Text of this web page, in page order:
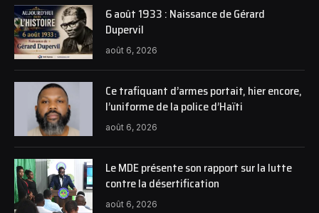
6 août 1933 : Naissance de Gérard
Dupervil
août 6, 2026
Ce trafiquant d’armes portait, hier encore,
l’uniforme de la police d’Haïti
août 6, 2026
Le MDE présente son rapport sur la lutte
contre la désertification
août 6, 2026